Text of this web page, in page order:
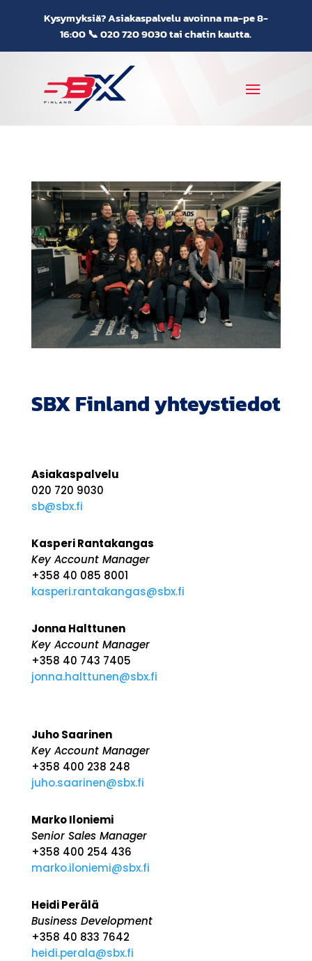
Kysymyksiä? Asiakaspalvelu avoinna ma-pe 8-
16:00 📞020 720 9030tai chatin kautta.
SBX Finland yhteystiedot
Asiakaspalvelu
020 720 9030
sb@sbx.fi
Kasperi Rantakangas
Key Account Manager
+358 40 085 8001
kasperi.rantakangas@sbx.fi
Jonna Halttunen
Key Account Manager
+358 40 743 7405
jonna.halttunen@sbx.fi
Juho Saarinen
Key Account Manager
+358 400 238 248
juho.saarinen@sbx.fi
Marko Iloniemi
Senior Sales Manager
+358 400 254 436
marko.iloniemi@sbx.fi
Heidi Perälä
Business Development
+358 40 833 7642
heidi.perala@sbx.fi